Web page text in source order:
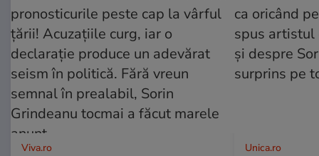
Viva.ro Unica.ro